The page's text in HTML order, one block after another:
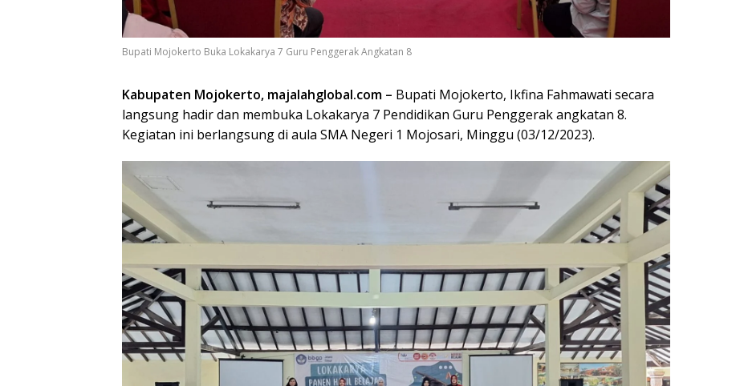
Bupati Mojokerto Buka Lokakarya 7 Guru Penggerak Angkatan 8
Kabupaten Mojokerto, majalahglobal.com – Bupati Mojokerto, Ikfina Fahmawati secara
langsung hadir dan membuka Lokakarya 7 Pendidikan Guru Penggerak angkatan 8.
Kegiatan ini berlangsung di aula SMA Negeri 1 Mojosari, Minggu (03/12/2023).